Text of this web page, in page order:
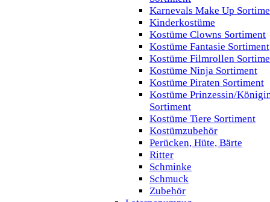
Karnevals Make Up
Kinderkostüme
Kostüme Clowns Sortiment
Kostüme Fantasie Sortiment
Kostüme Filmrollen
Kostüme Ninja Sortiment
Kostüme Piraten Sortiment
Kostüme Prinzessin/
Sortiment
Kostüme Tiere Sortiment
Kostümzubehör
Perücken, Hüte, Bärte
Ritter
Schminke
Schmuck
Zubehör